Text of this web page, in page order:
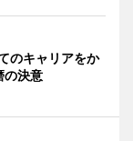
のキャリアをか
決意